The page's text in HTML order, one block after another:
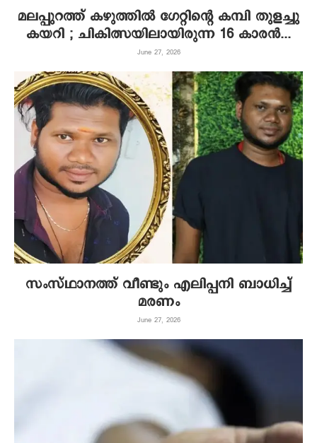
മലപ്പുറത്ത് കഴുത്തിൽ ഗേറ്റിന്റെ കമ്പി തുളച്ചു
കയറി ; ചികിത്സയിലായിരുന്ന 16 കാരൻ...
June 27, 2026
സംസ്ഥാനത്ത് വീണ്ടും എലിപ്പനി ബാധിച്ച്
മരണം
June 27, 2026